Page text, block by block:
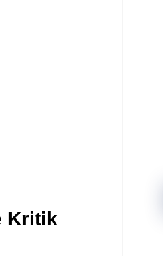
Kritik